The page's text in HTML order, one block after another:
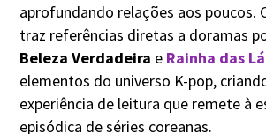
aprofundando relações aos poucos.
traz referências diretas a doramas
Beleza Verdadeira e Rainha das
elementos do universo K-pop,
experiência de leitura que remete à
episódica de séries coreanas.